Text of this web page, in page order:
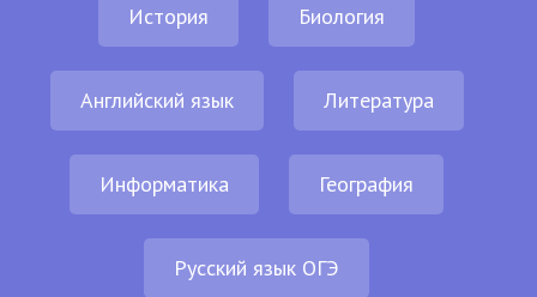
История Биология
Английский язык Литература
Информатика География
Русский язык ОГЭ